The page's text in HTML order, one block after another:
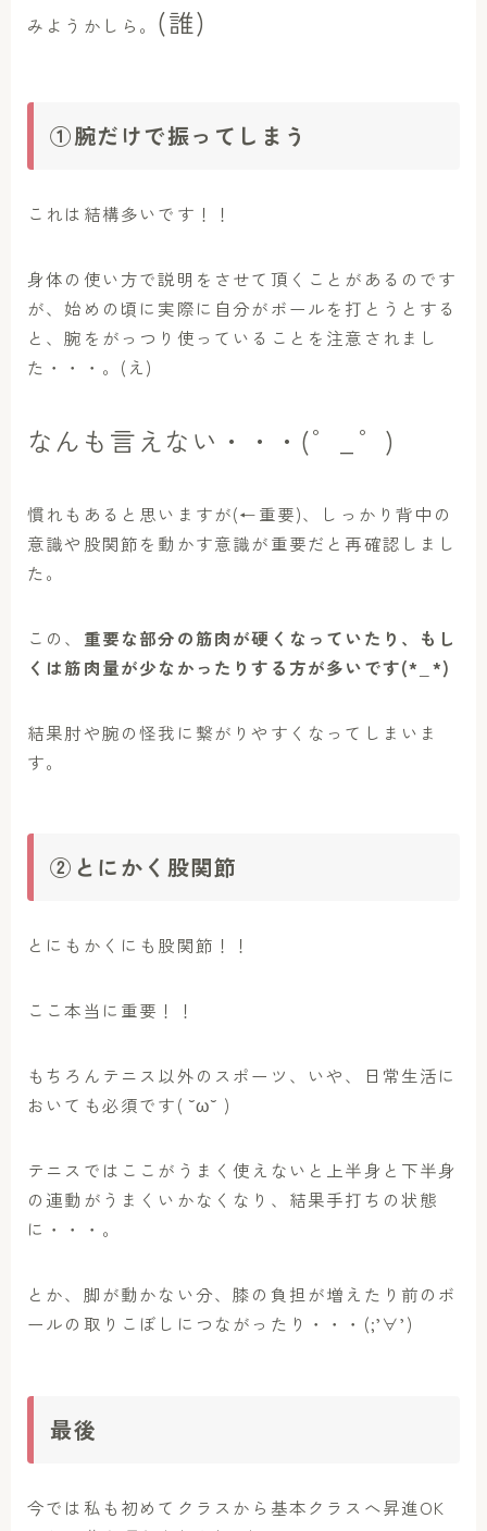
みようかしら。 (誰)
①腕だけで振ってしまう
これは結構多いです！！
身体の使い方で説明をさせて頂くことがあるのです
が、始めの頃に実際に自分がボールを打とうとする
と、腕をがっつり使っていることを注意されまし
た・・・。(え)
なんも言えない・・・(゜_゜)
慣れもあると思いますが(←重要)、しっかり背中の
意識や股関節を動かす意識が重要だと再確認しまし
た。
この、 重要な部分の筋肉が硬くなっていたり、もし
くは筋肉量が少なかったりする方が多いです(*_*)
結果肘や腕の怪我に繋がりやすくなってしまいま
す。
②とにかく股関節
とにもかくにも股関節！！
ここ本当に重要！！
もちろんテニス以外のスポーツ、いや、日常生活に
おいても必須です( ˘ω˘ )
テニスではここがうまく使えないと上半身と下半身
の連動がうまくいかなくなり、結果手打ちの状態
に・・・。
とか、脚が動かない分、膝の負担が増えたり前のボ
ールの取りこぼしにつながったり・・・(;’∀’)
最後
今では私も初めてクラスから基本クラスへ昇進OK